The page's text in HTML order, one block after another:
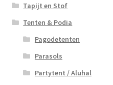
Tapijt en Stof
Tenten & Podia
Pagodetenten
Parasols
Partytent / Aluhal